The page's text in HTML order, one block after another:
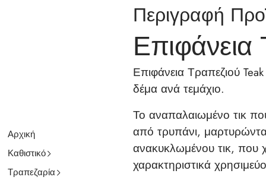
Αρχική
Καθιστικό
Τραπεζαρία
Περιγραφή
Επιφάνεια Τραπεζιού
δέμα ανά τεμάχιο.
Το αναπαλαιωμένο τικ
από τρυπάνι,
ανακυκλωμένου τικ, που
χαρακτηριστικά